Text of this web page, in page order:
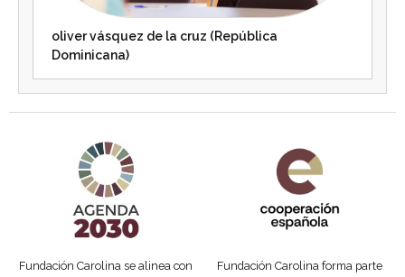
oliver vásquez de la cruz (República
Dominicana)
Fundación Carolina se alinea con
Fundación Carolina forma parte